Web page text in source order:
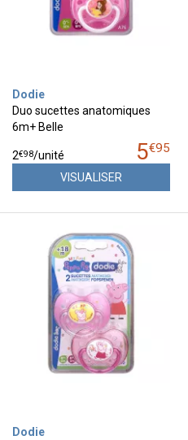
Dodie
Duo sucettes anatomiques
6m+ Belle
5€95
2€98/unité
VISUALISER
Dodie